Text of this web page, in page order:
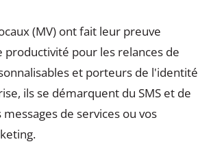
(MV) ont fait leur preuve
productivité pour les relances de
et porteurs de l'identité
ils se démarquent du SMS et de
de services ou vos